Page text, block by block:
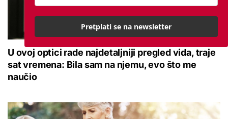
U ovoj optici rade najdetaljniji pregled vida, traje
sat vremena: Bila sam na njemu, evo što me
naučio
Pretplati se na newsletter